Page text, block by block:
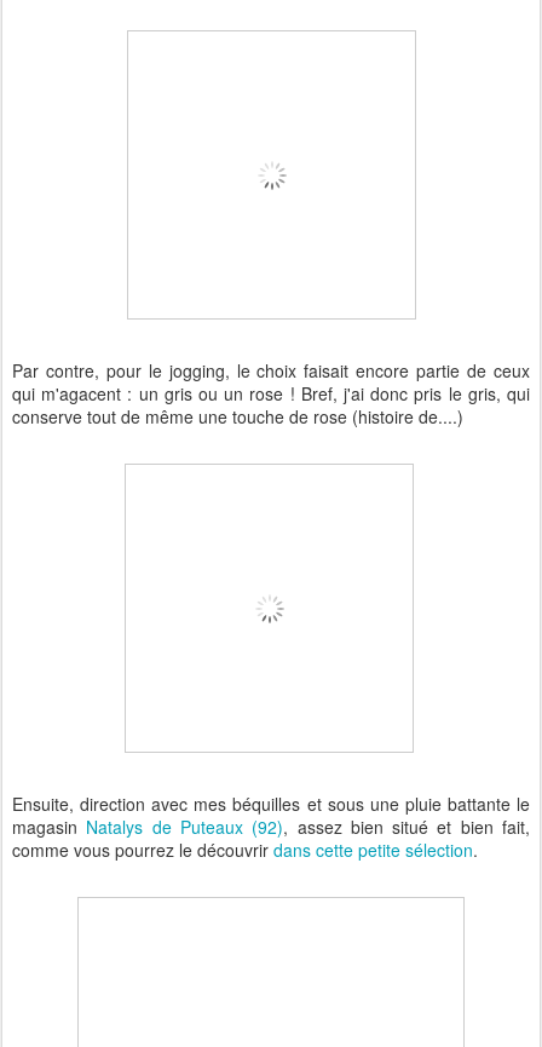
Par contre, pour le jogging, le choix faisait encore partie de ceux
qui m'agacent : un gris ou un rose ! Bref, j'ai donc pris le gris, qui
conserve tout de même une touche de rose (histoire de....)
Ensuite, direction avec mes béquilles et sous une pluie battante le
magasin Natalys de Puteaux (92), assez bien situé et bien fait,
comme vous pourrez le découvrir dans cette petite sélection.